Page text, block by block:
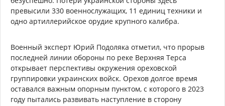
превысили 330 военнослужащих, 11 единиц техники и
одно артиллерийское орудие крупного калибра.
Военный эксперт Юрий Подоляка отметил, что прорыв
последней линии обороны по реке Верхняя Терса
открывает перспективы окружения ореховской
группировки украинских войск. Орехов долгое время
оставался важным опорным пунктом, с которого в 2023
году пытались развивать наступление в сторону